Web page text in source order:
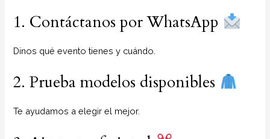
1. Contáctanos por WhatsApp
Dinos qué evento tienes y cuándo.
2. Prueba modelos disponibles
Te ayudamos a elegir el mejor.